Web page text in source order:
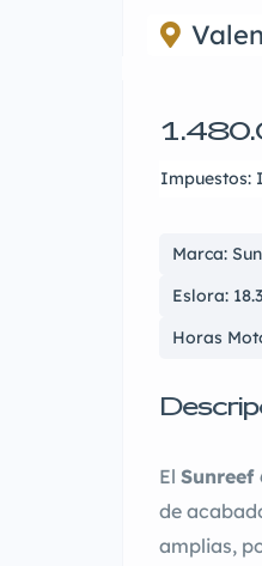
Impuestos:
Marca:
Eslora:
Horas
El Sunreef
de
amplias,